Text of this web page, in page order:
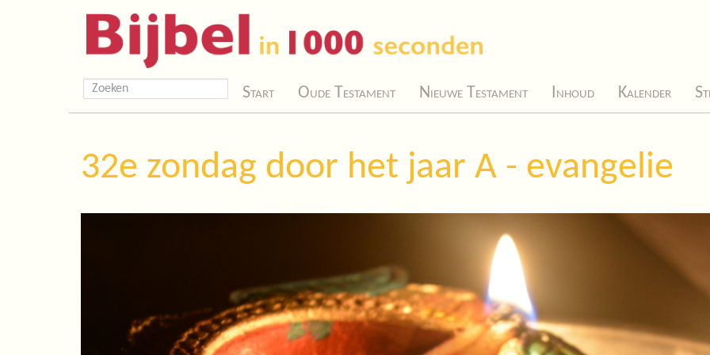
Start Oude Testament Nieuwe Testament Inhoud Kalender
32e zondag door het jaar A - evangelie